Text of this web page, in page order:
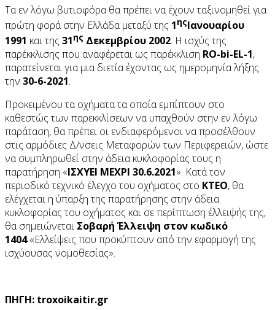
Τα εν λόγω βυτιοφόρα θα πρέπει να έχουν ταξινομηθεί για
πρώτη φορά στην Ελλάδα μεταξύ της 1ηςΙανουαρίου
1991 και της 31ης Δεκεμβρίου 2002. Η ισχύς της
παρέκκλισης που αναφέρεται ως παρέκκλιση RO-bi-EL-1,
παρατείνεται για μια διετία έχοντας ως ημερομηνία λήξης
την 30-6-2021.
Προκειμένου τα οχήματα τα οποία εμπίπτουν στο
καθεστώς των παρεκκλίσεων να υπαχθούν στην εν λόγω
παράταση, θα πρέπει οι ενδιαφερόμενοι να προσέλθουν
στις αρμόδιες Δ/νσεις Μεταφορών των Περιφερειών, ώστε
να συμπληρωθεί στην άδεια κυκλοφορίας τους η
παρατήρηση «ΙΣΧΥΕΙ ΜΕΧΡΙ 30.6.2021». Κατά τον
περιοδικό τεχνικό έλεγχο του οχήματος στο ΚΤΕΟ, θα
ελέγχεται η ύπαρξη της παρατήρησης στην άδεια
κυκλοφορίας του οχήματος και σε περίπτωση έλλειψής της,
θα σημειώνεται Σοβαρή Έλλειψη στον κωδικό
1404«Ελλείψεις που προκύπτουν από την εφαρμογή της
ισχύουσας νομοθεσίας».
ΠΗΓΗ: troxoikaitir.gr